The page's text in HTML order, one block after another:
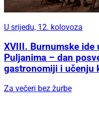
U srijedu, 12. kolovoza
XVIII. Burnumske ide
Puljanima – dan
gastronomiji i učenju
Za večeri bez žurbe